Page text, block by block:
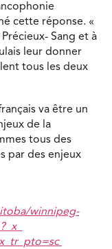
cette réponse. «
Sang et à
leur donner
tous les deux
va être un
de la
tous des
par des enjeux
winnipeg-